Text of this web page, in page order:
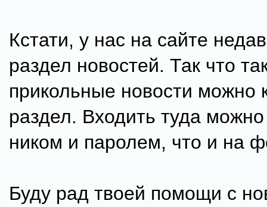
Кстати, у нас на сайте
раздел новостей. Так что
прикольные новости можно
раздел. Входить туда
ником и паролем, что и на
Буду рад твоей помощи с